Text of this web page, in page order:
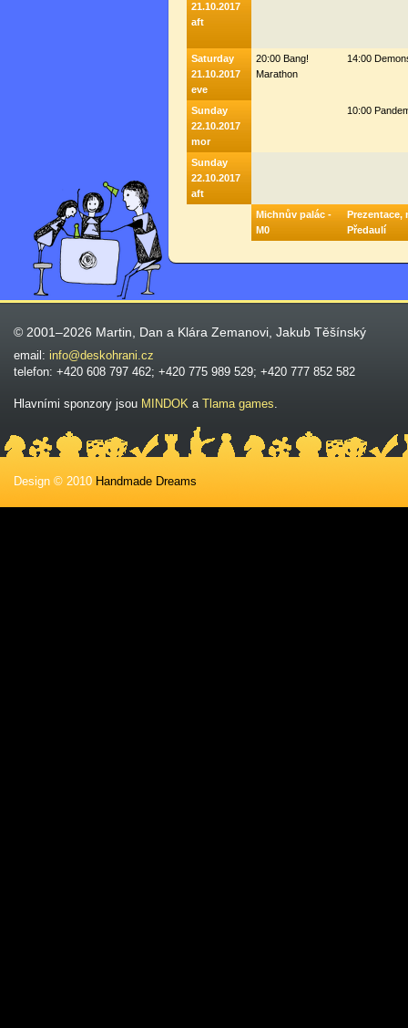
21.10.2017
aft
Saturday
21.10.2017
eve
20:00 Bang!
Marathon
14:00
Sunday
22.10.2017
mor
10:00
Sunday
22.10.2017
aft
Michnův palác -
M0
Prezentace,
Předaulí
© 2001–2026 Martin, Dan a Klára Zemanovi, Jakub Těšínský
email: info@deskohrani.cz
telefon: +420 608 797 462; +420 775 989 529; +420 777 852 582
Hlavními sponzory jsou MINDOK a Tlama games.
Design © 2010 Handmade Dreams